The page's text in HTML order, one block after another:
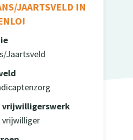
JAARTSVELD IN
Jaartsveld
vrijwilligerswerk
vrijwilliger